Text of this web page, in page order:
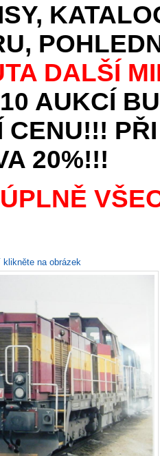
DALŠÍ
AUKCÍ
CENU!!!
20%!!!
klikněte na obrázek